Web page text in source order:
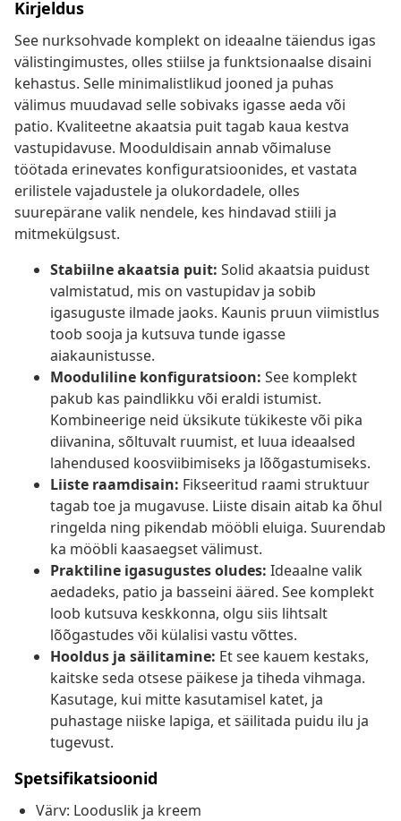
Kirjeldus
See nurksohvade komplekt on ideaalne täiendus igas
välistingimustes, olles stiilse ja funktsionaalse disaini
kehastus. Selle minimalistlikud jooned ja puhas
välimus muudavad selle sobivaks igasse aeda või
patio. Kvaliteetne akaatsia puit tagab kaua kestva
vastupidavuse. Mooduldisain annab võimaluse
töötada erinevates konfiguratsioonides, et vastata
erilistele vajadustele ja olukordadele, olles
suurepärane valik nendele, kes hindavad stiili ja
mitmekülgsust.
Stabiilne akaatsia puit: Solid akaatsia puidust
valmistatud, mis on vastupidav ja sobib
igasuguste ilmade jaoks. Kaunis pruun viimistlus
toob sooja ja kutsuva tunde igasse
aiakaunistusse.
Mooduliline konfiguratsioon: See komplekt
pakub kas paindlikku või eraldi istumist.
Kombineerige neid üksikute tükikeste või pika
diivanina, sõltuvalt ruumist, et luua ideaalsed
lahendused koosviibimiseks ja lõõgastumiseks.
Liiste raamdisain: Fikseeritud raami struktuur
tagab toe ja mugavuse. Liiste disain aitab ka õhul
ringelda ning pikendab mööbli eluiga. Suurendab
ka mööbli kaasaegset välimust.
Praktiline igasugustes oludes: Ideaalne valik
aedadeks, patio ja basseini ääred. See komplekt
loob kutsuva keskkonna, olgu siis lihtsalt
lõõgastudes või külalisi vastu võttes.
Hooldus ja säilitamine: Et see kauem kestaks,
kaitske seda otsese päikese ja tiheda vihmaga.
Kasutage, kui mitte kasutamisel katet, ja
puhastage niiske lapiga, et säilitada puidu ilu ja
tugevust.
Spetsifikatsioonid
Värv: Looduslik ja kreem